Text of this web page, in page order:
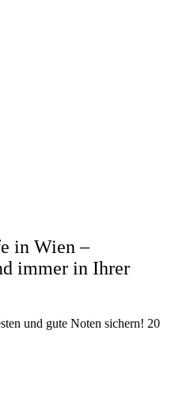
in Wien –
immer in Ihrer
und gute Noten sichern! 20